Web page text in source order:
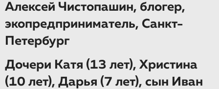
Алексей Чистопашин, блогер,
экопредприниматель, Санкт-
Петербург
Дочери Катя (13 лет), Христина
(10 лет), Дарья (7 лет), сын Иван